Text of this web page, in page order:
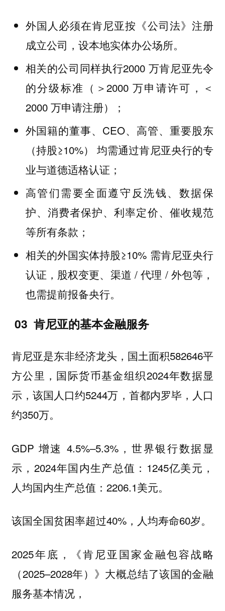
外国人必须在肯尼亚按《公司法》注册
成立公司，设本地实体办公场所。
相关的公司同样执行2000 万肯尼亚先令
的分级标准（＞2000 万申请许可，＜
2000 万申请注册）；
外国籍的董事、CEO、高管、重要股东
（持股≥10%） 均需通过肯尼亚央行的专
业与道德适格认证；
高管们需要全面遵守反洗钱、数据保
护、消费者保护、利率定价、催收规范
等所有条款；
相关的外国实体持股≥10% 需肯尼亚央行
认证，股权变更、渠道 / 代理 / 外包等，
也需提前报备央行。
03 肯尼亚的基本金融服务
肯尼亚是东非经济龙头，国土面积582646平
方公里，国际货币基金组织2024年数据显
示，该国人口约5244万，首都内罗毕，人口
约350万。
GDP 增速 4.5%–5.3%，世界银行数据显
示，2024年国内生产总值：1245亿美元，
人均国内生产总值：2206.1美元。
该国全国贫困率超过40%，人均寿命60岁。
2025年底，《肯尼亚国家金融包容战略
（2025–2028年）》大概总结了该国的金融
服务基本情况，